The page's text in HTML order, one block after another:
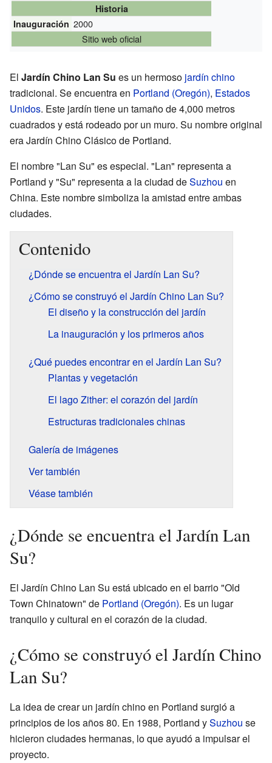
Historia
Inauguración 2000
Sitio web oficial
El Jardín Chino Lan Su es un hermoso jardín chino
tradicional. Se encuentra en Portland (Oregón), Estados
Unidos. Este jardín tiene un tamaño de 4,000 metros
cuadrados y está rodeado por un muro. Su nombre original
era Jardín Chino Clásico de Portland.
El nombre "Lan Su" es especial. "Lan" representa a
Portland y "Su" representa a la ciudad deSuzhou en
China. Este nombre simboliza la amistad entre ambas
ciudades.
Contenido
¿Dónde se encuentra el Jardín Lan Su?
¿Cómo se construyó el Jardín Chino Lan Su?
El diseño y la construcción del jardín
La inauguración y los primeros años
¿Qué puedes encontrar en el Jardín Lan Su?
Plantas y vegetación
El lago Zither: el corazón del jardín
Estructuras tradicionales chinas
Galería de imágenes
Ver también
Véase también
¿Dónde se encuentra el Jardín Lan
Su?
El Jardín Chino Lan Su está ubicado en el barrio "Old
Town Chinatown" de Portland (Oregón). Es un lugar
tranquilo y cultural en el corazón de la ciudad.
¿Cómo se construyó el Jardín Chino
Lan Su?
La idea de crear un jardín chino en Portland surgió a
principios de los años 80. En 1988, Portland ySuzhou se
hicieron ciudades hermanas, lo que ayudó a impulsar el
proyecto.